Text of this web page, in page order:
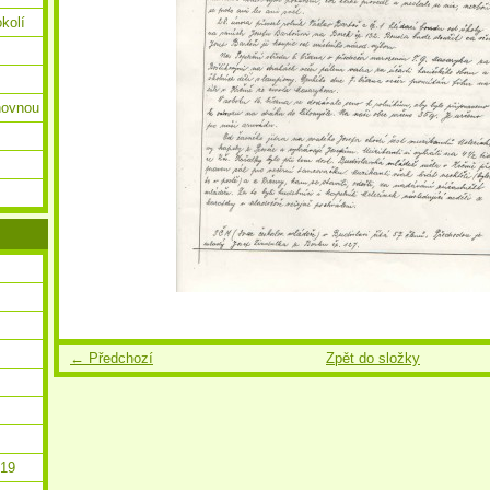
← Předchozí Zpět do složky